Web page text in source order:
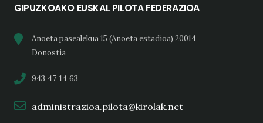
GIPUZKOAKO EUSKAL PILOTA FEDERAZIOA
Anoeta pasealekua 15 (Anoeta estadioa) 20014
Donostia
943 47 14 63
administrazioa.pilota@kirolak.net